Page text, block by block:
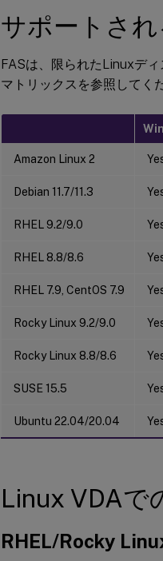
サポートさ
FASは、限られたLinuxデ
マトリックスを参照してく
Amazon Linux 2
Debian 11.7/11.3
RHEL 9.2/9.0
RHEL 8.8/8.6
RHEL 7.9, CentOS 7.9
Rocky Linux 9.2/9.0
Rocky Linux 8.8/8.6
SUSE 15.5
Ubuntu 22.04/20.04
Linux VDAで
RHEL/Rocky